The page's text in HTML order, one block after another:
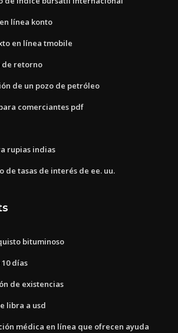
línea konto
en línea tmobile
de retorno
de un pozo de petróleo
comerciantes pdf
rupias indias
de tasas de interés de ee. uu.
bituminoso
días
de existencias
libra a usd
médica en línea que ofrecen ayuda